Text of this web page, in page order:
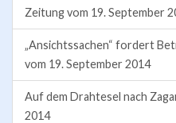
Zeitung vom 19. September
„Ansichtssachen“ fordert
vom 19. September 2014
Auf dem Drahtesel nach
2014